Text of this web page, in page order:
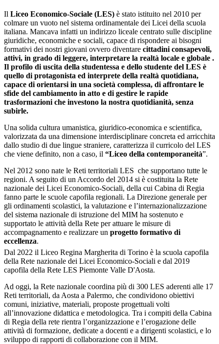
Il Liceo Economico-Sociale (LES) è stato istituito nel 2010 per
colmare un vuoto nel sistema ordinamentale dei Licei della scuola
italiana. Mancava infatti un indirizzo liceale centrato sulle discipline
giuridiche, economiche e sociali, capace di rispondere ai bisogni
formativi dei nostri giovani ovvero diventare cittadini consapevoli,
attivi, in grado di leggere, interpretare la realtà locale e globale .
Il profilo di uscita della studentessa e dello studente del LES è
quello di protagonista ed interprete della realtà quotidiana,
capace di orientarsi in una società complessa, di affrontare le
sfide del cambiamento in atto e di gestire le rapide
trasformazioni che investono la nostra quotidianità, senza
subirle.
Una solida cultura umanistica, giuridico-economica e scientifica,
valorizzata da una dimensione interdisciplinare concreta ed arricchita
dallo studio di due lingue straniere, caratterizza il curricolo del LES
che viene definito, non a caso, il “Liceo della contemporaneità”.
Nel 2012 sono nate le Reti territoriali LES che supportano tutte le
regioni. A seguito di un Accordo del 2014 si è costituita la Rete
nazionale dei Licei Economico-Sociali, della cui Cabina di Regia
fanno parte le scuole capofila regionali. La Direzione generale per
gli ordinamenti scolastici, la valutazione e l’internazionalizzazione
del sistema nazionale di istruzione del MIM ha sostenuto e
supportato le attività della Rete per attuare le misure di
accompagnamento e realizzare un progetto formativo di
eccellenza.
Dal 2022 il Liceo Regina Margherita di Torino è la scuola capofila
della Rete nazionale dei Licei Economico-Sociali e dal 2019
capofila della Rete LES Piemonte Valle D'Aosta.
Ad oggi, la Rete nazionale coordina più di 300 LES aderenti alle 17
Reti territoriali, da Aosta a Palermo, che condividono obiettivi
comuni, iniziative, materiali, proposte progettuali volti
all’innovazione didattica e metodologica. Tra i compiti della Cabina
di Regia della rete rientra l’organizzazione e l’erogazione delle
attività di formazione, dedicate a docenti e a dirigenti scolastici, e lo
sviluppo di rapporti di collaborazione con il MIM.